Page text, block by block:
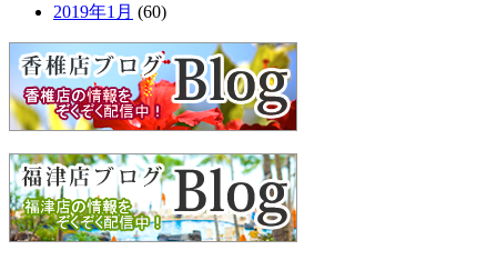
2019年1月 (60)